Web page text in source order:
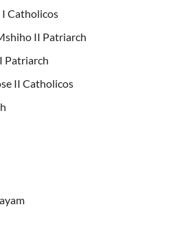
I Catholicos
II Patriarch
Patriarch
II Catholicos